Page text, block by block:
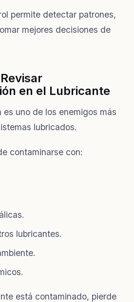
permite detectar patrones,
mejores decisiones de
en el Lubricante
es uno de los enemigos más
lubricados.
contaminarse con:
lubricantes.
está contaminado, pierde